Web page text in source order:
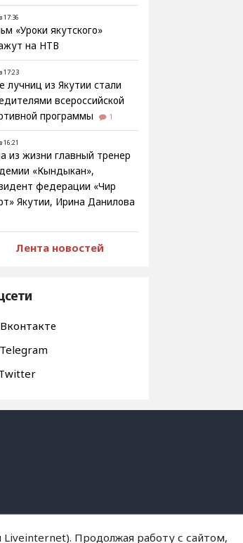
17:36
«Уроки якутского»
на НТВ
17:23
лучниц из Якутии стали
всероссийской
программы
1
16:21
из жизни главный тренер
«Кындыкан»,
федерации «Чир
Якутии, Ирина Данилова
Лента новостей
Вконтакте
Telegram
Liveinternet). Продолжая работу с сайтом,